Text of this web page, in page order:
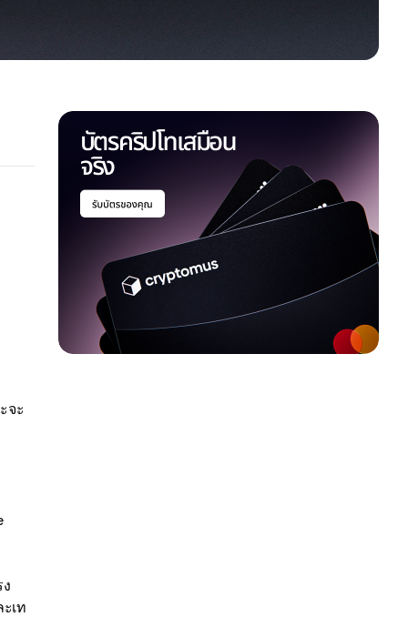
จะ
เท